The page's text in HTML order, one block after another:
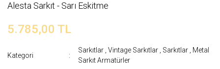
Alesta Sarkıt - Sarı Eskitme
5.785,00 TL
Kategori
Sarkıtlar ,Vintage Sarkıtlar Sarkıtlar
Metal
Sarkıt Armatürler